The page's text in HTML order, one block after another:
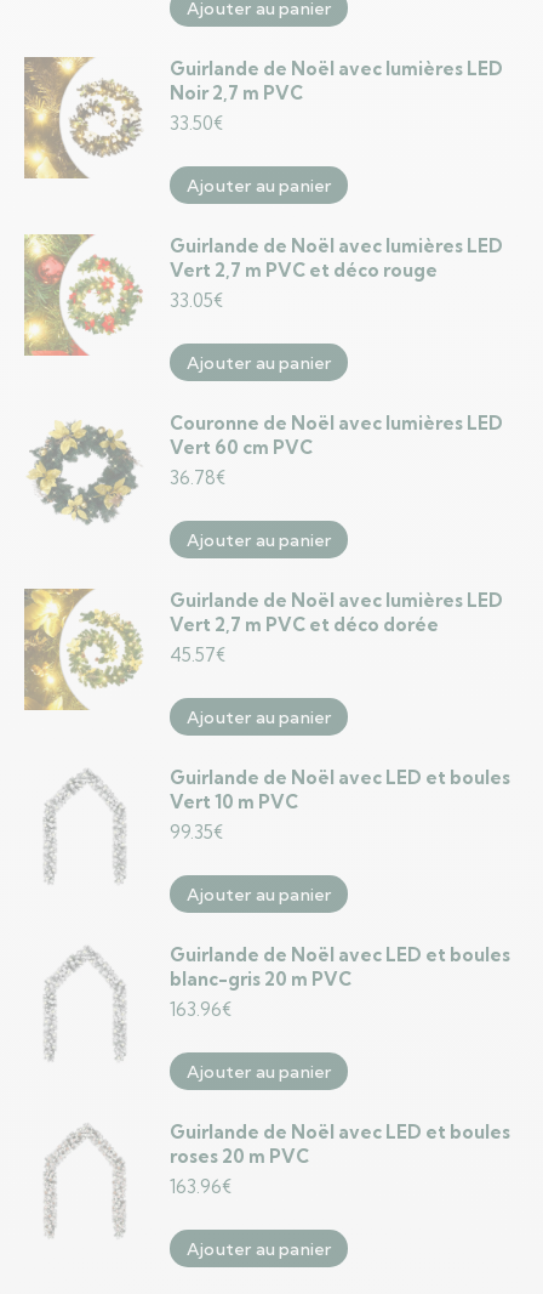
Ajouter au panier
Guirlande de Noël avec lumières LED
Noir 2,7 m PVC
33.50€
Ajouter au panier
Guirlande de Noël avec lumières LED
Vert 2,7 m PVC et déco rouge
33.05€
Ajouter au panier
Couronne de Noël avec lumières LED
Vert 60 cm PVC
36.78€
Ajouter au panier
Guirlande de Noël avec lumières LED
Vert 2,7 m PVC et déco dorée
45.57€
Ajouter au panier
Guirlande de Noël avec LED et boules
Vert 10 m PVC
99.35€
Ajouter au panier
Guirlande de Noël avec LED et boules
blanc-gris 20 m PVC
163.96€
Ajouter au panier
Guirlande de Noël avec LED et boules
roses 20 m PVC
163.96€
Ajouter au panier